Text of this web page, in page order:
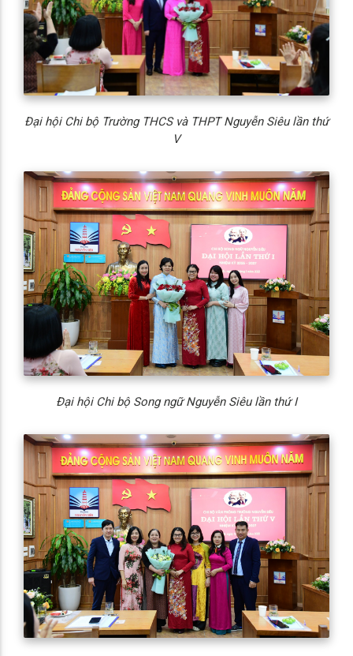
Đại hội Chi bộ Trường THCS và THPT Nguyễn Siêu lần thứ
V
Đại hội Chi bộ Song ngữ Nguyễn Siêu lần thứ I